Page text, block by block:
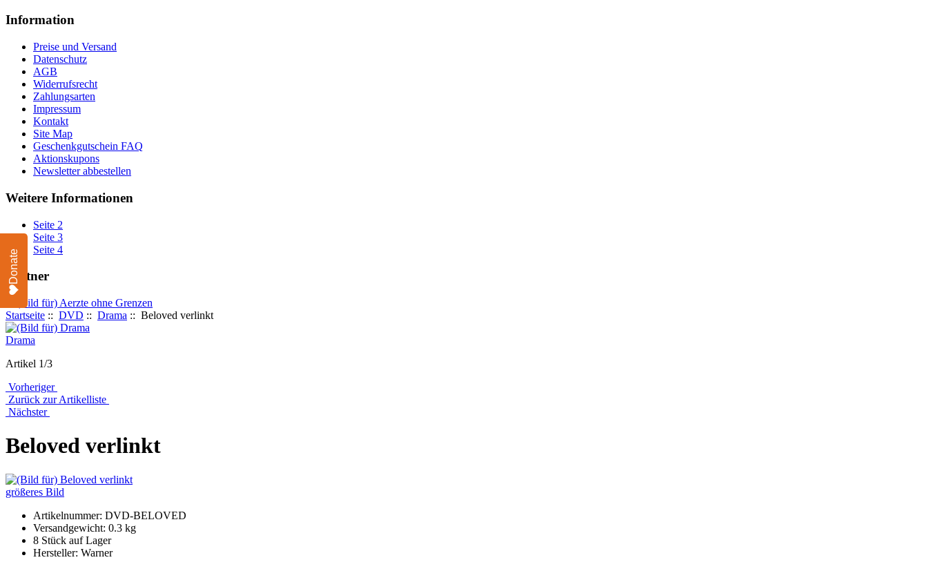
Information
Preise und Versand
Datenschutz
AGB
Widerrufsrecht
Zahlungsarten
Impressum
Kontakt
Site Map
Geschenkgutschein FAQ
Aktionskupons
Newsletter abbestellen
Weitere Informationen
Seite 2
Seite 3
Seite 4
Partner
Startseite :: DVD :: Drama :: Beloved verlinkt
Drama
Artikel 1/3
Vorheriger
Zurück zur Artikelliste
Nächster
Beloved verlinkt
größeres Bild
Artikelnummer: DVD-BELOVED
Versandgewicht: 0.3 kg
8 Stück auf Lager
Hersteller: Warner
Donate